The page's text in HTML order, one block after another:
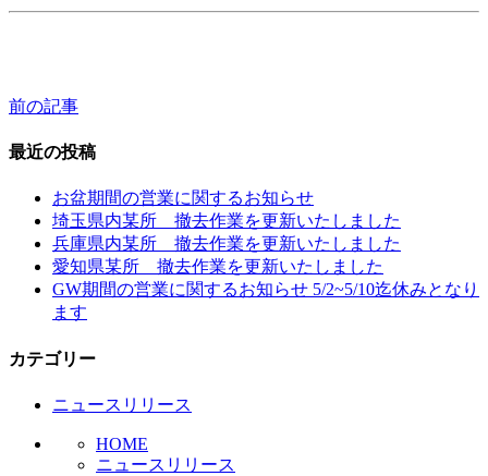
投
稿
ョ
前の記事
最近の投稿
お盆期間の営業に関するお知らせ
埼玉県内某所 撤去作業を更新いたしました
兵庫県内某所 撤去作業を更新いたしました
愛知県某所 撤去作業を更新いたしました
GW期間の営業に関するお知らせ 5/2~5/10迄休みとなり
ます
カテゴリー
ニュースリリース
HOME
ニュースリリース